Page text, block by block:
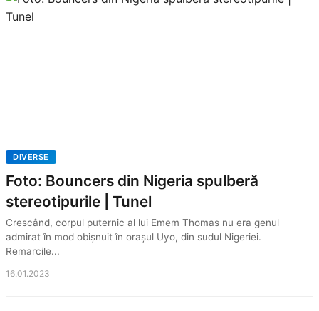
DIVERSE
Foto: Bouncers din Nigeria spulberă
stereotipurile | Tunel
Crescând, corpul puternic al lui Emem Thomas nu era genul
admirat în mod obișnuit în orașul Uyo, din sudul Nigeriei.
Remarcile...
16.01.2023